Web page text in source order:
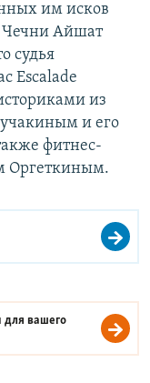
им исков
Чечни Айшат
судья
Escalade
из
и его
фитнес-
Оргеткиным.
для вашего